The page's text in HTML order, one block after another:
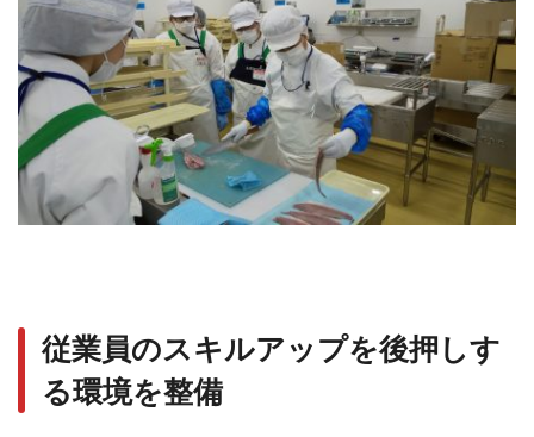
従業員のスキルアップを後押しす
る環境を整備